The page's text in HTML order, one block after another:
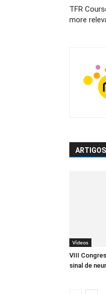
TFR
more
Vídeos
VIII
sinal de